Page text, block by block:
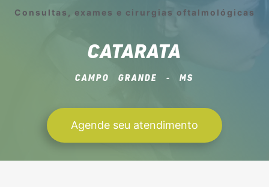
Consultas, exames e cirurgias oftalmológicas
CATARATA
CAMPO GRANDE - MS
Agende seu atendimento